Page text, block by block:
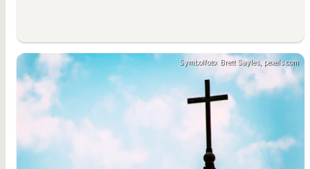
Symbolfoto: Brett Sayles, pexels.com